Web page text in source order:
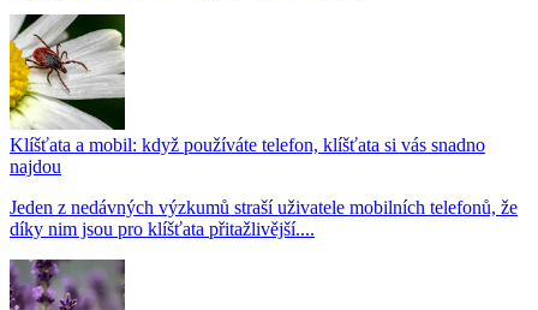
Klíšťata a mobil: když používáte telefon, klíšťata si vás snadno
najdou
Jeden z nedávných výzkumů straší uživatele mobilních telefonů, že
díky nim jsou pro klíšťata přitažlivější....